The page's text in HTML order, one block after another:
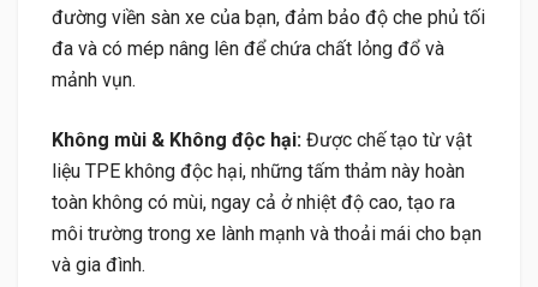
đường viền sàn xe của bạn, đảm bảo độ che phủ tối
đa và có mép nâng lên để chứa chất lỏng đổ và
mảnh vụn.
Không mùi & Không độc hại: Được chế tạo từ vật
liệu TPE không độc hại, những tấm thảm này hoàn
toàn không có mùi, ngay cả ở nhiệt độ cao, tạo ra
môi trường trong xe lành mạnh và thoải mái cho bạn
và gia đình.